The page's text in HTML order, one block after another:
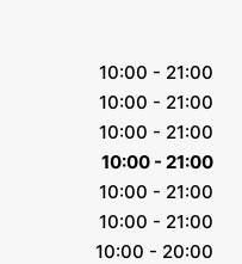
10:00 - 21:00
10:00 - 21:00
10:00 - 21:00
10:00 - 21:00
10:00 - 21:00
10:00 - 21:00
10:00 - 20:00